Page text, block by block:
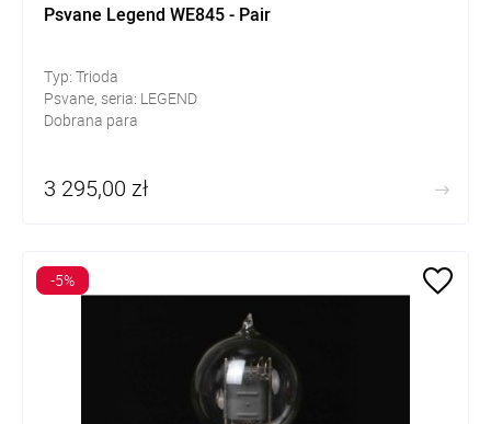
Psvane Legend WE845 - Pair
Typ: Trioda
Psvane, seria: LEGEND
Dobrana para
3 295,00 zł
-5%